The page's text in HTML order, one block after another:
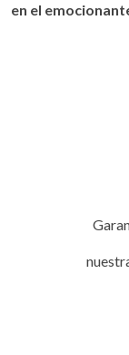
en el